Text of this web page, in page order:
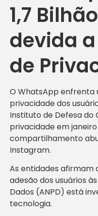
1,7
devida
de
O WhatsApp enfrenta
privacidade dos
Instituto de Defesa do
privacidade em
compartilhamento
Instagram.
As entidades afirmam
adesão dos usuários
Dados (ANPD) está
tecnologia.